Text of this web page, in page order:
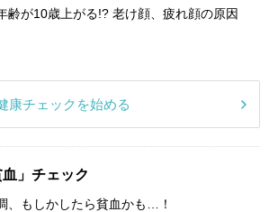
齢が10歳上がる!? 老け顔、疲れ顔の原因
康チェックを始める
」チェック
、もしかしたら貧血かも…！